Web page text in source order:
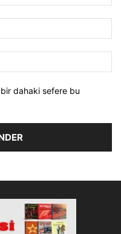
dahaki sefere bu